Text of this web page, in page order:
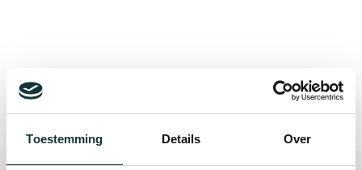
Toestemming Details Over
Bekijk alle blogberichten